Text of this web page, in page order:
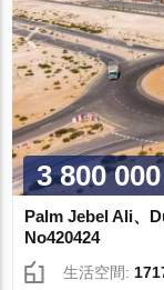
3 800
Palm Jebel Ali、
No420424
生活空間: